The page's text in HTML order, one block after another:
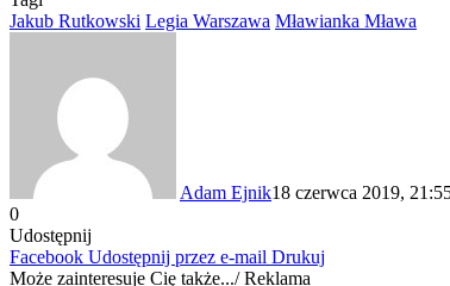
Jakub Rutkowski Legia Warszawa Mławianka Mława
Adam Ejnik18 czerwca 2019,
0
Udostępnij
Facebook Udostępnij przez e-mail Drukuj
Może zainteresuje Cię także.../ Reklama